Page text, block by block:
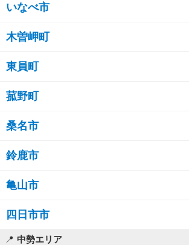
いなべ市
木曽岬町
東員町
菰野町
桑名市
鈴鹿市
亀山市
四日市市
中勢エリア